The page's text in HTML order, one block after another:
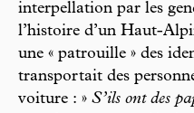
interpellation par les
l’histoire d’un Haut-
une « patrouille » des
transportait des
voiture : » S’ils ont des